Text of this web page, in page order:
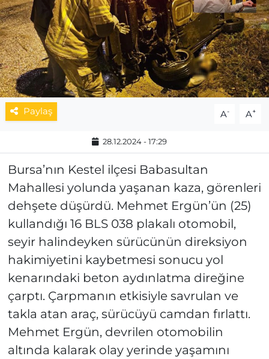
Paylaş A- A+
28.12.2024 - 17:29
Bursa’nın Kestel ilçesi Babasultan
Mahallesi yolunda yaşanan kaza, görenleri
dehşete düşürdü. Mehmet Ergün’ün (25)
kullandığı 16 BLS 038 plakalı otomobil,
seyir halindeyken sürücünün direksiyon
hakimiyetini kaybetmesi sonucu yol
kenarındaki beton aydınlatma direğine
çarptı. Çarpmanın etkisiyle savrulan ve
takla atan araç, sürücüyü camdan fırlattı.
Mehmet Ergün, devrilen otomobilin
altında kalarak olay yerinde yaşamını
MAGAZİN
ESKİŞEHİRSPOR